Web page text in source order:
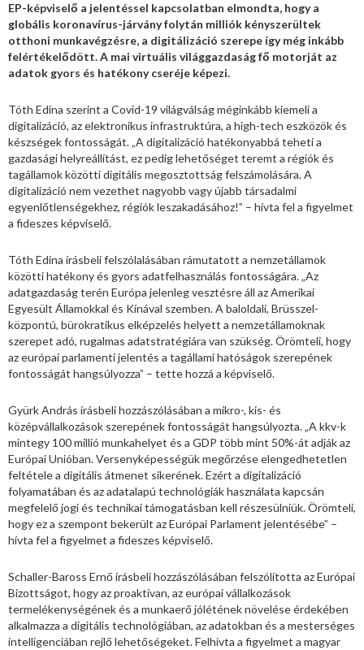
EP-képviselő a jelentéssel kapcsolatban elmondta, hogy a
globális koronavírus-járvány folytán milliók kényszerültek
otthoni munkavégzésre, a digitálizáció szerepe így még inkább
felértékelődött. A mai virtuális világgazdaság fő motorját az
adatok gyors és hatékony cseréje képezi.
Tóth Edina szerint a Covid-19 világválság méginkább kiemeli a
digitalizáció, az elektronikus infrastruktúra, a high-tech eszközök és
készségek fontosságát. „A digitalizáció hatékonyabbá teheti a
gazdasági helyreállítást, ez pedig lehetőséget teremt a régiók és
tagállamok közötti digitális megosztottság felszámolására. A
digitalizáció nem vezethet nagyobb vagy újabb társadalmi
egyenlőtlenségekhez, régiók leszakadásához!” – hívta fel a figyelmet
a fideszes képviselő.
Tóth Edina írásbeli felszólalásában rámutatott a nemzetállamok
közötti hatékony és gyors adatfelhasználás fontosságára. „Az
adatgazdaság terén Európa jelenleg vesztésre áll az Amerikai
Egyesült Államokkal és Kínával szemben. A baloldali, Brüsszel-
központú, bürokratikus elképzelés helyett a nemzetállamoknak
szerepet adó, rugalmas adatstratégiára van szükség. Örömteli, hogy
az európai parlamenti jelentés a tagállami hatóságok szerepének
fontosságát hangsúlyozza” – tette hozzá a képviselő.
Gyürk András írásbeli hozzászólásában a mikro-, kis- és
középvállalkozások szerepének fontosságát hangsúlyozta. „A kkv-k
mintegy 100 millió munkahelyet és a GDP több mint 50%-át adják az
Európai Unióban. Versenyképességük megőrzése elengedhetetlen
feltétele a digitális átmenet sikerének. Ezért a digitalizáció
folyamatában és az adatalapú technológiák használata kapcsán
megfelelő jogi és technikai támogatásban kell részesülniük. Örömteli,
hogy ez a szempont bekerült az Európai Parlament jelentésébe” –
hívta fel a figyelmet a fideszes képviselő.
Schaller-Baross Ernő írásbeli hozzászólásában felszólította az Európai
Bizottságot, hogy az proaktívan, az európai vállalkozások
termelékenységének és a munkaerő jólétének növelése érdekében
alkalmazza a digitális technológiában, az adatokban és a mesterséges
intelligenciában rejlő lehetőségeket. Felhívta a figyelmet a magyar